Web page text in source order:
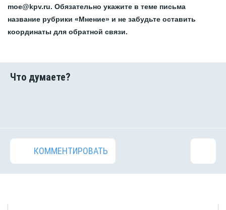
moe@kpv.ru. Обязательно укажите в теме письма
название рубрики «Мнение» и не забудьте оставить
координаты для обратной связи.
КОММЕНТИРОВАТЬ